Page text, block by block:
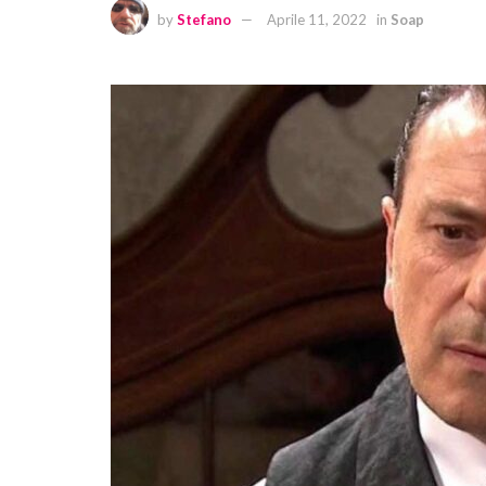
byStefano Aprile 11, 2022 in Soap